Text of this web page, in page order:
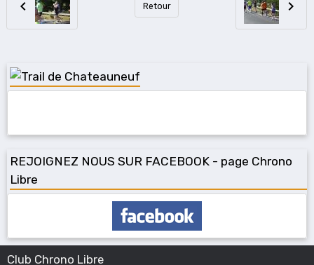
Retour
REJOIGNEZ NOUS SUR FACEBOOK - page Chrono
Libre
Club Chrono Libre